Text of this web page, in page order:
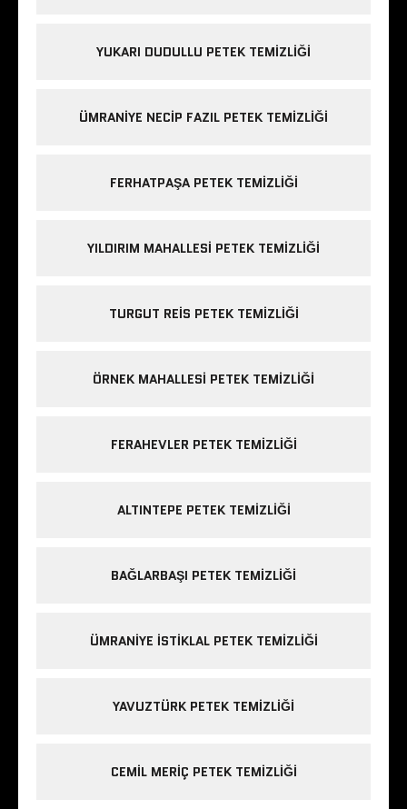
YUKARI DUDULLU PETEK TEMIZLIĞI
ÜMRANIYE NECIP FAZIL PETEK TEMIZLIĞI
FERHATPAŞA PETEK TEMIZLIĞI
YILDIRIM MAHALLESI PETEK TEMIZLIĞI
TURGUT REIS PETEK TEMIZLIĞI
ÖRNEK MAHALLESI PETEK TEMIZLIĞI
FERAHEVLER PETEK TEMIZLIĞI
ALTINTEPE PETEK TEMIZLIĞI
BAĞLARBAŞI PETEK TEMIZLIĞI
ÜMRANIYE ISTIKLAL PETEK TEMIZLIĞI
YAVUZTÜRK PETEK TEMIZLIĞI
CEMIL MERIÇ PETEK TEMIZLIĞI